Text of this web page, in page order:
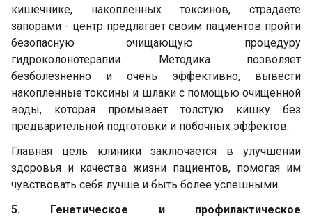
кишечнике, накопленных токсинов, страдаете
запорами - центр предлагает своим пациентов пройти
безопасную очищающую процедуру
гидроколонотерапии. Методика позволяет
безболезненно и очень эффективно, вывести
накопленные токсины и шлаки с помощью очищенной
воды, которая промывает толстую кишку без
предварительной подготовки и побочных эффектов.
Главная цель клиники заключается в улучшении
здоровья и качества жизни пациентов, помогая им
чувствовать себя лучше и быть более успешными.
5. Генетическое и профилактическое